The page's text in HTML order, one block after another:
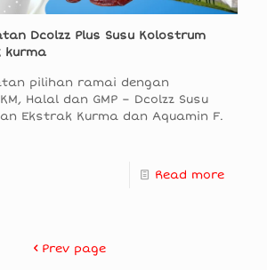
Dcolzz Plus Susu Kolostrum
kurma
pilihan ramai dengan
Halal dan GMP – Dcolzz Susu
Ekstrak Kurma dan Aquamin F.
Read more
Prev page